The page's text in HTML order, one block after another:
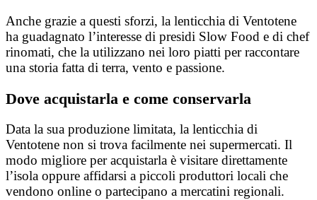
Anche grazie a questi sforzi, la lenticchia di Ventotene
ha guadagnato l’interesse di presidi Slow Food e di chef
rinomati, che la utilizzano nei loro piatti per raccontare
una storia fatta di terra, vento e passione.
Dove acquistarla e come conservarla
Data la sua produzione limitata, la lenticchia di
Ventotene non si trova facilmente nei supermercati. Il
modo migliore per acquistarla è visitare direttamente
l’isola oppure affidarsi a piccoli produttori locali che
vendono online o partecipano a mercatini regionali.